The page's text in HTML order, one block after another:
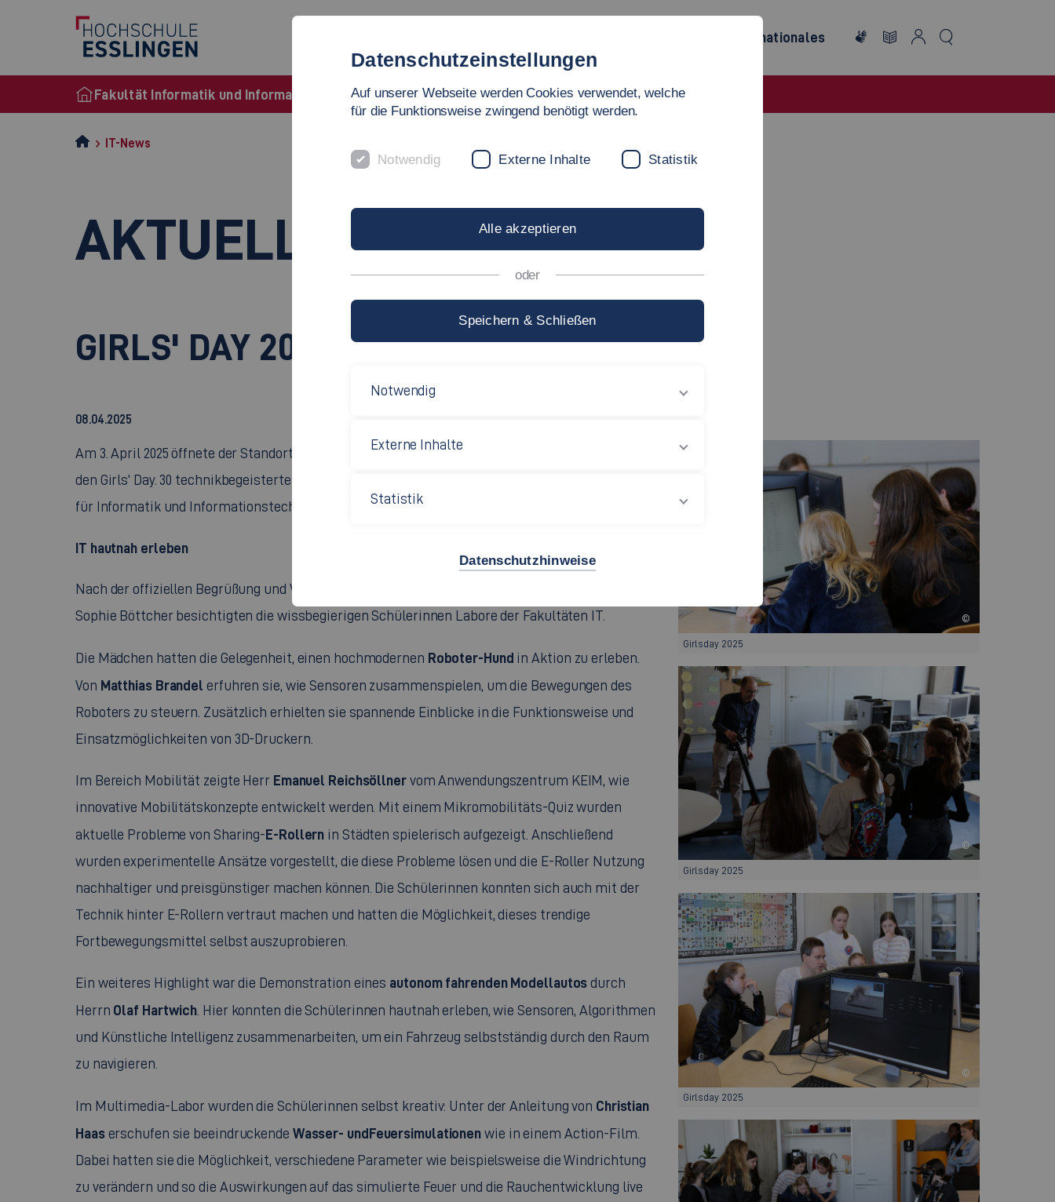
Internationales
Fakultät Informatik und Informationstechnik
IT-News
AKTUELLES
GIRLS' DAY 2025 IN DER FAKULTÄT IT
08.04.2025
Girlsday 2025
©
Girlsday 2025
©
Girlsday 2025
©
Am 3. April 2025 öffnete der Standort Flandernstraße der Hochschule Esslingen seine Türen für
den Girls' Day. 30 technikbegeisterte Schülerinnen der Klassen 6 bis 10 erkundeten die Fakultät
für Informatik und Informationstechnik und tauchten in die faszinierende Welt der IT ein.
IT hautnah erleben
Nach der offiziellen Begrüßung und Vorstellung der Hochschule Esslingen durch die Doktorandin
Sophie Böttcher besichtigten die wissbegierigen Schülerinnen Labore der Fakultäten IT.
Die Mädchen hatten die Gelegenheit, einen hochmodernen Roboter-Hund in Aktion zu erleben.
Von Matthias Brandel erfuhren sie, wie Sensoren zusammenspielen, um die Bewegungen des
Roboters zu steuern. Zusätzlich erhielten sie spannende Einblicke in die Funktionsweise und
Einsatzmöglichkeiten von 3D-Druckern.
Im Bereich Mobilität zeigte Herr Emanuel Reichsöllnervom Anwendungszentrum KEIM, wie
innovative Mobilitätskonzepte entwickelt werden. Mit einem Mikromobilitäts-Quiz wurden
aktuelle Probleme von Sharing-E-Rollern in Städten spielerisch aufgezeigt. Anschließend
wurden experimentelle Ansätze vorgestellt, die diese Probleme lösen und die E-Roller Nutzung
nachhaltiger und preisgünstiger machen können. Die Schülerinnen konnten sich auch mit der
Technik hinter E-Rollern vertraut machen und hatten die Möglichkeit, dieses trendige
Fortbewegungsmittel selbst auszuprobieren.
Ein weiteres Highlight war die Demonstration eines autonom fahrenden Modellautos durch
Herrn Olaf Hartwich. Hier konnten die Schülerinnen hautnah erleben, wie Sensoren, Algorithmen
und Künstliche Intelligenz zusammenarbeiten, um ein Fahrzeug selbstständig durch den Raum
zu navigieren.
Im Multimedia-Labor wurden die Schülerinnen selbst kreativ: Unter der Anleitung von Christian
Haaserschufen sie beeindruckende Wasser- undFeuersimulationen wie in einem Action-Film.
Dabei hatten sie die Möglichkeit, verschiedene Parameter wie beispielsweise die Windrichtung
zu verändern und so die Auswirkungen auf das simulierte Feuer und die Rauchentwicklung live
Datenschutzeinstellungen
Auf unserer Webseite werden Cookies verwendet, welche
für die Funktionsweise zwingend benötigt werden.
Notwendig Externe Inhalte Statistik
Alle akzeptieren
oder
Speichern & Schließen
Notwendig
Externe Inhalte
Statistik
Datenschutzhinweise